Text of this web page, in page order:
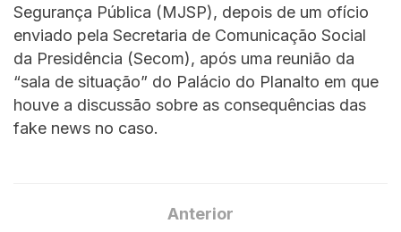
Segurança Pública (MJSP), depois de um ofício
enviado pela Secretaria de Comunicação Social
da Presidência (Secom), após uma reunião da
“sala de situação” do Palácio do Planalto em que
houve a discussão sobre as consequências das
fake news no caso.
Anterior